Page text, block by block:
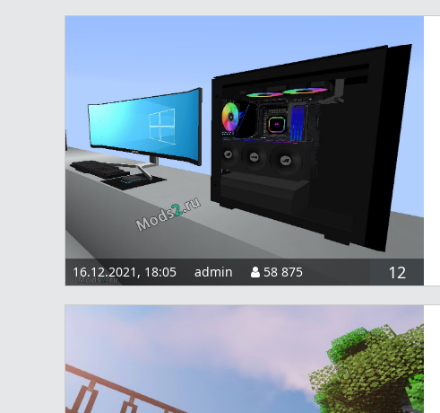
16.12.2021, 18:05 admin 58 875 12